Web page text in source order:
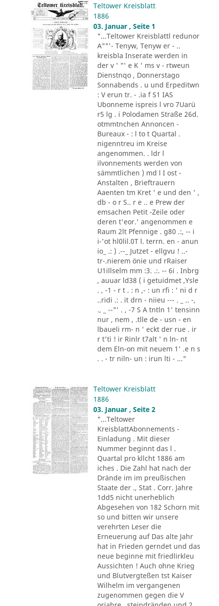
Teltower Kreisblatt
1886
03. Januar , Seite 1
"...Teltower Kreisblattl redunor
A""'- Tenyw, Tenyw er - ..
kreisbla Inserate werden in
der v ' "' e K ' ms v - rtweun
Dienstnqo , Donnerstago
Sonnabends . u und Erpeditwn
: V erun tr. - .ia f S1 IAS
Ubonneme ispreis l vro 7Uarü
r5 lg . i Polodamen Straße 26d.
otmmtnchen Annoncen -
Bureaux - : l to t Quartal .
nigenntreu im Kreise
angenommen. . ldr l
ilvonnements werden von
sämmtlichen ) md l I ost -
Anstalten , Brieftrauern
Aaenten tm Kret ' e und den ' ,
db - o r S.. r e .. e Prew der
emsachen Petit -Zeile oder
deren t'eor.' angenommen e
Raum 2lt Pfennige . g80 .:, -- i
i-'ot hl0lil.0T l. terrn. en - anun
io_ .: ) .--_ Jutzet - ellgvu ! ..-
tr-.nierem önie und rRaiser
U1illselm mm :3. .:. -- 6i . Inbrg
, auuar ld38 ( i getuidmet ,Ysle
. , -1 - r t . : n ,- : un rfi : ' ni d r
..ridi .: . it drn - niieu --- . _ .. -,
., _ --"' . , -7 S A tntln 1' tensinn
nur , nem , .tlle de - usn - en
lbaueli rm- n ' eckt der rue . ir
r t'ti ! ir Rinlr t7alt ' n ln- nt
dem Eln-on mit neuem 1' .e n s
. . - tr niln- un : irun lti - ..."
Teltower Kreisblatt
1886
03. Januar , Seite 2
"...Teltower
KreisblattAbonnements -
Einladung . Mit dieser
Nummer beginnt das l .
Quartal pro kllcht 1886 am
iches . Die Zahl hat nach der
Drände im im preußischen
Staate der ., Stat . Corr. Jahre
1dd5 nicht unerheblich
Abgesehen von 182 Schorn mit
so und bitten wir unsere
verehrten Leser die
Erneuerung auf Das alte Jahr
hat in Frieden gerndet und das
neue beginne mit friedlirkleu
Aussichten ! Auch ohne Krieg
und Blutvergteßen tst Kaiser
Wilhelm im vergangenen
zugenommen gegen die V